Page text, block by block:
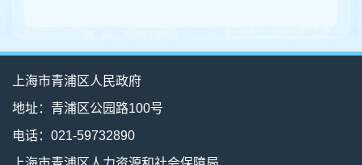
上海市青浦区人民政府
地址：青浦区公园路100号
电话：021-59732890